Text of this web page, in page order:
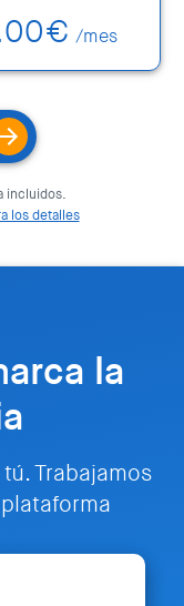
/mes
incluidos.
los detalles
la
Trabajamos